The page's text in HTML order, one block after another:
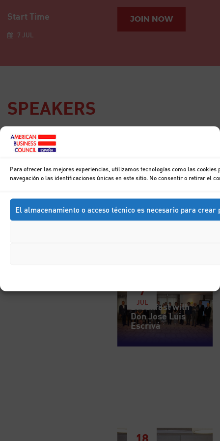
Para ofrecer las mejores experiencias, utilizamos tecnologías como las
navegación o las identificaciones únicas en este sitio. No consentir o retirar el
El almacenamiento o acceso técnico es necesario para
Start Time
7 JUL
JOIN NOW
SPEAKERS
Breakfast with Don José
Don Francisco
Marhuenda
7
JUL
Breakfast with
Don José Luis
Escrivá